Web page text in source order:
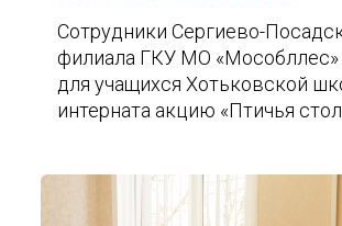
Сотрудники Сергиево-
филиала ГКУ МО «Мособллес»
для учащихся Хотьковской
интерната акцию «Птичья